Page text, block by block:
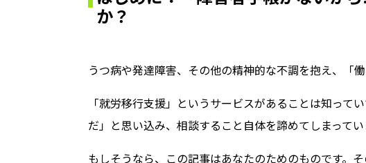
か？
うつ病や発達障害、その他の精神的な不調を抱え、「
「就労移行支援」というサービスがあることは知って
だ」と思い込み、相談すること自体を諦めてしまってい
もしそうなら、この記事はあなたのためのものです。